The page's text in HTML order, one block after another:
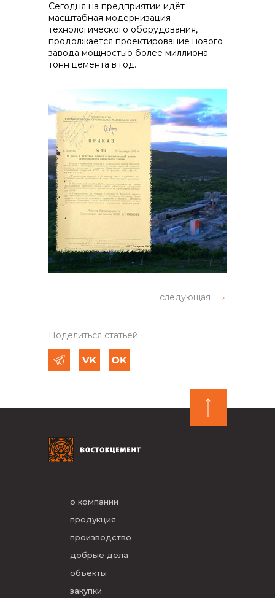
Сегодня на предприятии идёт
масштабная модернизация
технологического оборудования,
продолжается проектирование нового
завода мощностью более миллиона
тонн цемента в год.
следующая
Поделиться статьей
о компании
продукция
производство
добрые дела
объекты
закупки